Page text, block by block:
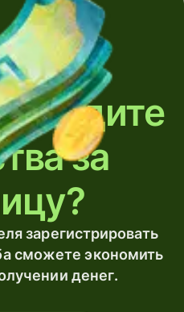
за
зарегистрировать
сможете экономить
денег.